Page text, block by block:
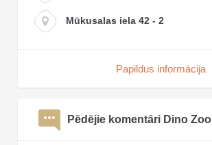
Mūkusalas iela 42 - 2
Papildus informācija
Pēdējie komentāri Dino Zoo